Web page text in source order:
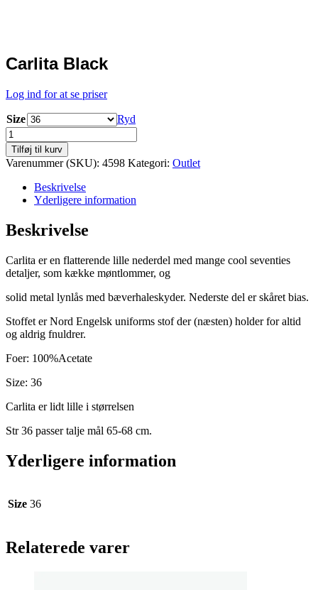
Carlita Black
Log ind for at se priser
Size
Ryd
Carlita
Black
antal
Tilføj til kurv
Varenummer (SKU): 4598 Kategori: Outlet
Beskrivelse
Yderligere information
Beskrivelse
Carlita er en flatterende lille nederdel med mange cool seventies
detaljer, som kække møntlommer, og
solid metal lynlås med bæverhaleskyder. Nederste del er skåret bias.
Stoffet er Nord Engelsk uniforms stof der (næsten) holder for altid
og aldrig fnuldrer.
Foer: 100%Acetate
Size: 36
Carlita er lidt lille i størrelsen
Str 36 passer talje mål 65-68 cm.
Yderligere information
Size 36
Relaterede varer